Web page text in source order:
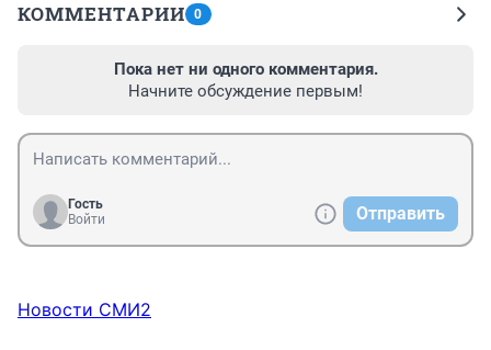
КОММЕНТАРИИ 0
Пока нет ни одного комментария.
Начните обсуждение первым!
Гость
Войти
Отправить
Новости СМИ2